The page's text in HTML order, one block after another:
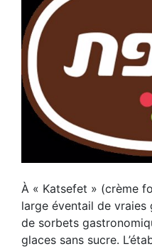
À « Katsefet » (crème
large éventail de vraies
de sorbets
glaces sans sucre.